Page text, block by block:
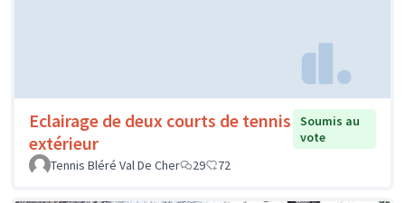
Eclairage de deux courts de tennis
extérieur
Soumis au
vote
Tennis Bléré Val De Cher
29 72